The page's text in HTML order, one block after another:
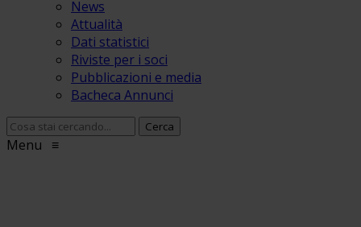
News
Attualità
Dati statistici
Riviste per i soci
Pubblicazioni e media
Bacheca Annunci
Menu ≡